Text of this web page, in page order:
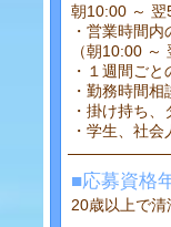
朝10:00 ～ 翌
・営業時間
（朝10:00 ～
・１週間ご
・勤務時間
・掛け持ち
・学生、社
■応募資格
20歳以上で